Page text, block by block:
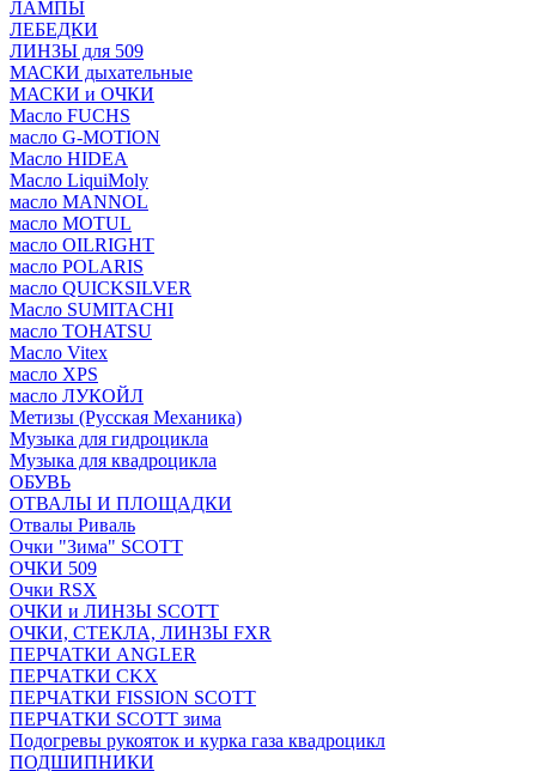
ЛАМПЫ
ЛЕБЕДКИ
ЛИНЗЫ для 509
МАСКИ дыхательные
МАСКИ и ОЧКИ
Масло FUCHS
масло G-MOTION
Масло HIDEA
Масло LiquiMoly
масло MANNOL
масло MOTUL
масло OILRIGHT
масло POLARIS
масло QUICKSILVER
Масло SUMITACHI
масло TOHATSU
Масло Vitex
масло XPS
масло ЛУКОЙЛ
Метизы (Русская Механика)
Музыка для гидроцикла
Музыка для квадроцикла
ОБУВЬ
ОТВАЛЫ И ПЛОЩАДКИ
Отвалы Риваль
Очки "Зима" SCOTT
ОЧКИ 509
Очки RSX
ОЧКИ и ЛИНЗЫ SCOTT
ОЧКИ, СТЕКЛА, ЛИНЗЫ FXR
ПЕРЧАТКИ ANGLER
ПЕРЧАТКИ CKX
ПЕРЧАТКИ FISSION SCOTT
ПЕРЧАТКИ SCOTT зима
Подогревы рукояток и курка газа квадроцикл
ПОДШИПНИКИ